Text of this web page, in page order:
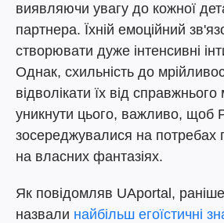
виявляючи увагу до кожної
партнера. Їхній емоційний
створювати дуже інтенсивні
Однак, схильність до
відволікати їх від
уникнути цього, важливо, щоб
зосереджувалися на потребах
на власних фантазіях.
Як повідомляв UAportal,
назвали найбільш егоїстичні